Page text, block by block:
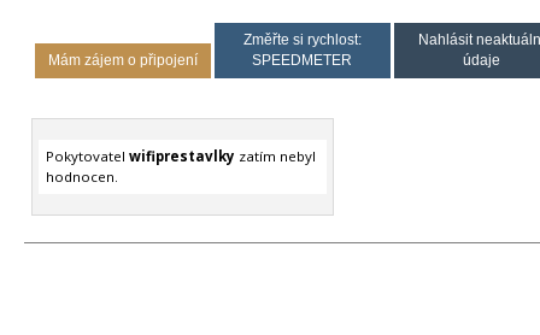
Mám zájem o připojení
Změřte si rychlost:
SPEEDMETER
Nahlásit
údaje
Pokytovatel wifiprestavlky zatím nebyl
hodnocen.